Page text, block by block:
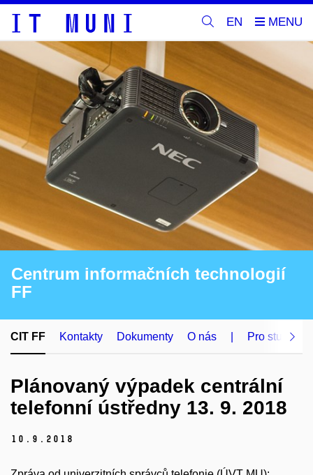
EN
Centrum informačních technologií
FF
CIT FF Kontakty Dokumenty O nás Pro studenty
Plánovaný výpadek centrální
telefonní ústředny 13. 9. 2018
10. 9. 2018